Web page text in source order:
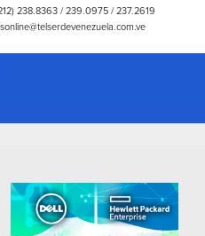
238.8363 /239.0975 /237.2619